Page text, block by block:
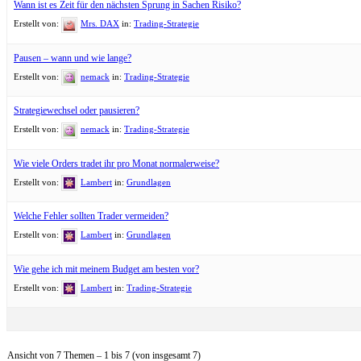
Wann ist es Zeit für den nächsten Sprung in Sachen Risiko?
Erstellt von: Mrs. DAX in: Trading-Strategie
Pausen – wann und wie lange?
Erstellt von: nemack in: Trading-Strategie
Strategiewechsel oder pausieren?
Erstellt von: nemack in: Trading-Strategie
Wie viele Orders tradet ihr pro Monat normalerweise?
Erstellt von: Lambert in: Grundlagen
Welche Fehler sollten Trader vermeiden?
Erstellt von: Lambert in: Grundlagen
Wie gehe ich mit meinem Budget am besten vor?
Erstellt von: Lambert in: Trading-Strategie
Ansicht von 7 Themen – 1 bis 7 (von insgesamt 7)